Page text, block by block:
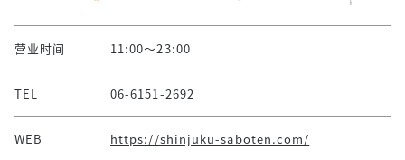
营业时间 11:00～23:00
TEL 06-6151-2692
WEB https://shinjuku-saboten.com/